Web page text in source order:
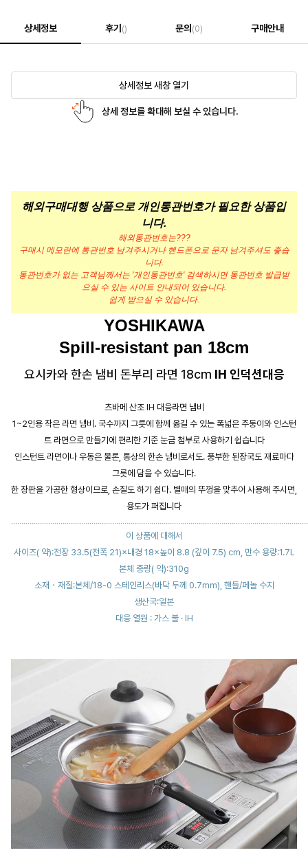
상세정보 후기 () 문의 (0) 구매안내
상세정보 새창 열기
상세 정보를 확대해 보실 수 있습니다.
해외구매대행 상품으로 개인통관번호가 필요한 상품입
니다.
해외통관번호는???
구매시 메모란에 통관번호 남겨주시거나 핸드폰으로 문자 남겨주셔도 좋습
니다.
통관번호가 없는 고객님께서는 '개인통관번호' 검색하시면 통관번호 발급받
으실 수 있는 사이트 안내되어 있습니다.
쉽게 받으실 수 있습니다.
YOSHIKAWA
Spill-resistant pan 18cm
요시카와 한손 냄비 돈부리 라면 18cm IH 인덕션대응
츠바메 산조 IH 대응라면 냄비
1~2인용 작은 라면 냄비. 국수까지 그릇에 함께 옮길 수 있는 폭넓은 주둥이와 인스턴
트 라면으로 만들기에 편리한 기준 눈금 첨부로 사용하기 쉽습니다
인스턴트 라면이나 우동은 물론, 통상의 한손 냄비로서도. 풍부한 된장국도 재료마다
그릇에 담을 수 있습니다.
한 장판을 가공한 형상이므로, 손질도 하기 쉽다. 별매의 뚜껑을 맞추어 사용해 주시면,
용도가 퍼집니다
이 상품에 대해서
사이즈( 약):전장 33.5(전폭 21)×내경 18×높이 8.8 (깊이 7.5) cm, 만수 용량:1.7L
본체 중량( 약):310g
소재・재질:본체/18-0 스테인리스(바닥 두께 0.7mm), 핸들/페놀 수지
생산국:일본
대응 열원 : 가스 불 · IH